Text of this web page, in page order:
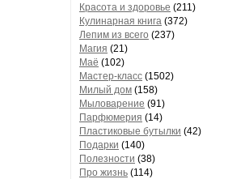
Красота и здоровье (211)
Кулинарная книга (372)
Лепим из всего (237)
Магия (21)
Маё (102)
Мастер-класс (1502)
Милый дом (158)
Мыловарение (91)
Парфюмерия (14)
Пластиковые бутылки (42)
Подарки (140)
Полезности (38)
Про жизнь (114)